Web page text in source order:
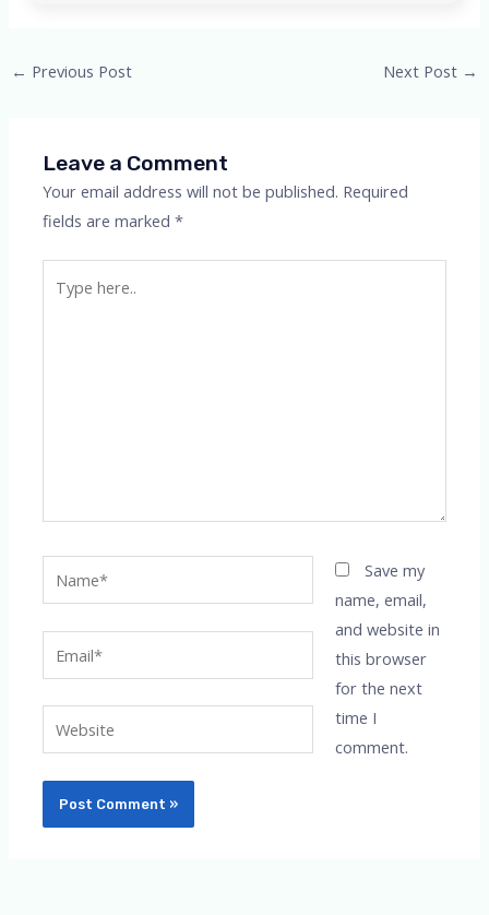
Post
← Previous Post Next Post →
Leave a Comment
Your email address will not be published. Required
fields are marked*
here..
Website
Save my
name, email,
and website in
this browser
for the next
time I
comment.